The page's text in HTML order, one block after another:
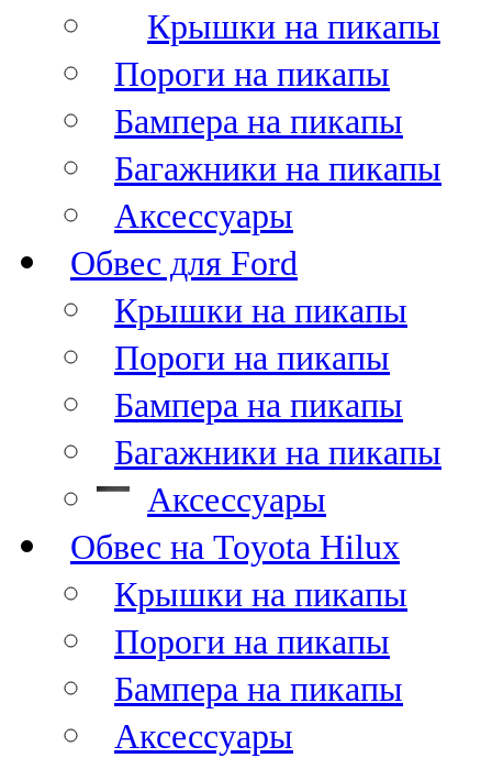
Крышки на пикапы
Пороги на пикапы
Бампера на пикапы
Багажники на пикапы
Аксессуары
Обвес для Ford
Крышки на пикапы
Пороги на пикапы
Бампера на пикапы
Багажники на пикапы
Аксессуары
Обвес на Toyota Hilux
Крышки на пикапы
Пороги на пикапы
Бампера на пикапы
Аксессуары